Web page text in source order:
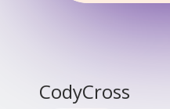
CodyCross